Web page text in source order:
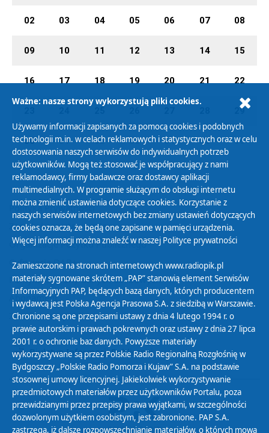
02 03 04 05 06 07 08
09 10 11 12 13 14 15
16 17 18 19 20 21 22
29
30 01 02 03 04 05 06
Polityka Prywatności
Zasady korzystania z Serwisu
Organizacje Pożytku Publicznego
Cyfryzacja DAB+
Polityka ochrony danych osobowych
Abonament
Zamówienia publiczne
Biuletyn Informacji Publicznej
Ważne: nasze strony wykorzystują pliki cookies.
Używamy informacji zapisanych za pomocą cookies i podobnych
technologii m.in. w celach reklamowych i statystycznych oraz w celu
dostosowania naszych serwisów do indywidualnych potrzeb
użytkowników. Mogą też stosować je współpracujący z nami
reklamodawcy, firmy badawcze oraz dostawcy aplikacji
multimedialnych. W programie służącym do obsługi internetu
można zmienić ustawienia dotyczące cookies. Korzystanie z
naszych serwisów internetowych bez zmiany ustawień dotyczących
cookies oznacza, że będą one zapisane w pamięci urządzenia.
Więcej informacji można znaleźć w naszej Polityce prywatności
Zamieszczone na stronach internetowych www.radiopik.pl
materiały sygnowane skrótem „PAP” stanowią element Serwisów
Informacyjnych PAP, będących bazą danych, których producentem
i wydawcą jest Polska Agencja Prasowa S.A. z siedzibą w Warszawie.
Chronione są one przepisami ustawy z dnia 4 lutego 1994 r. o
prawie autorskim i prawach pokrewnych oraz ustawy z dnia 27 lipca
2001 r. o ochronie baz danych. Powyższe materiały
wykorzystywane są przez Polskie Radio Regionalną Rozgłośnię w
Bydgoszczy „Polskie Radio Pomorza i Kujaw” S.A. na podstawie
stosownej umowy licencyjnej. Jakiekolwiek wykorzystywanie
przedmiotowych materiałów przez użytkowników Portalu, poza
przewidzianymi przez przepisy prawa wyjątkami, w szczególności
dozwolonym użytkiem osobistym, jest zabronione. PAP S.A.
zastrzega, iż dalsze rozpowszechnianie materiałów, o których mowa